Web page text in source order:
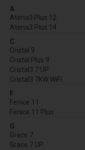
A
Atena3 Plus 12
Atena3 Plus 14
C
Cristal 9
Cristal Plus 9
Cristal3 7 UP
Cristal3 7KW WiFi
F
Fenice 11
Fenice 11 Plus
G
Grace 7
Grace 7 UP